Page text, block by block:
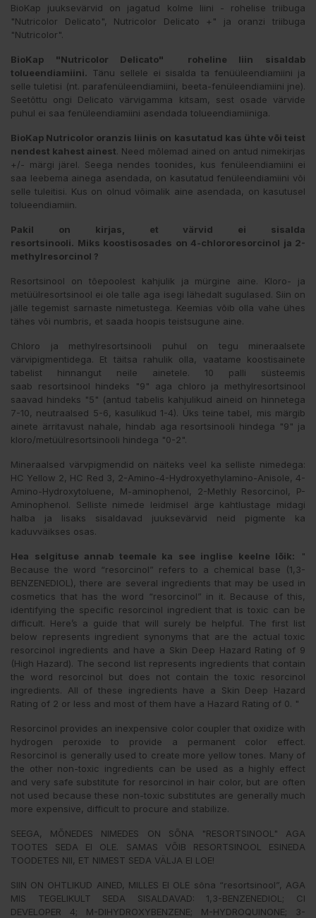
BioKap juuksevärvid on jagatud kolme liini - rohelise triibuga
"Nutricolor Delicato", Nutricolor Delicato +" ja oranzi triibuga
"Nutricolor".
BioKap "Nutricolor Delicato" roheline liin sisaldab
tolueendiamiini. Tänu sellele ei sisalda ta fenüüleendiamiini ja
selle tuletisi (nt. parafenüleendiamiini, beeta-fenüleendiamiini jne).
Seetõttu ongi Delicato värvigamma kitsam, sest osade värvide
puhul ei saa fenüleendiamiini asendada tolueendiamiiniga.
BioKap Nutricolor oranzis liinis on kasutatud kas ühte või teist
nendest kahest ainest. Need mõlemad ained on antud nimekirjas
+/- märgi järel. Seega nendes toonides, kus fenüleendiamiini ei
saa leebema ainega asendada, on kasutatud fenüleendiamiini või
selle tuleitisi. Kus on olnud võimalik aine asendada, on kasutusel
tolueendiamiin.
Pakil on kirjas, et värvid ei sisalda
resortsinooli. Miks koostisosades on 4-chlororesorcinol ja 2-
methylresorcinol ?
Resortsinool on tõepoolest kahjulik ja mürgine aine. Kloro- ja
metüülresortsinool ei ole talle aga isegi lähedalt sugulased. Siin on
jälle tegemist sarnaste nimetustega. Keemias võib olla vahe ühes
tähes või numbris, et saada hoopis teistsugune aine.
Chloro ja methylresortsinooli puhul on tegu mineraalsete
värvipigmentidega. Et täitsa rahulik olla, vaatame koostisainete
tabelist hinnangut neile ainetele. 10 palli süsteemis
saab resortsinool hindeks "9" aga chloro ja methylresortsinool
saavad hindeks "5" (antud tabelis kahjulikud aineid on hinnetega
7-10, neutraalsed 5-6, kasulikud 1-4). Üks teine tabel, mis märgib
ainete ärritavust nahale, hindab aga resortsinooli hindega "9" ja
kloro/metüülresortsinooli hindega "0-2".
Mineraalsed värvpigmendid on näiteks veel ka selliste nimedega:
HC Yellow 2, HC Red 3, 2-Amino-4-Hydroxyethylamino-Anisole, 4-
Amino-Hydroxytoluene, M-aminophenol, 2-Methly Resorcinol, P-
Aminophenol. Selliste nimede leidmisel ärge kahtlustage midagi
halba ja lisaks sisaldavad juuksevärvid neid pigmente ka
kaduvväikses osas.
Hea selgituse annab teemale ka see inglise keelne lõik: "
Because the word “resorcinol” refers to a chemical base (1,3-
BENZENEDIOL), there are several ingredients that may be used in
cosmetics that has the word “resorcinol” in it. Because of this,
identifying the specific resorcinol ingredient that is toxic can be
difficult. Here’s a guide that will surely be helpful. The first list
below represents ingredient synonyms that are the actual toxic
resorcinol ingredients and have a Skin Deep Hazard Rating of 9
(High Hazard). The second list represents ingredients that contain
the word resorcinol but does not contain the toxic resorcinol
ingredients. All of these ingredients have a Skin Deep Hazard
Rating of 2 or less and most of them have a Hazard Rating of 0. "
Resorcinol provides an inexpensive color coupler that oxidize with
hydrogen peroxide to provide a permanent color effect.
Resorcinol is generally used to create more yellow tones. Many of
the other non-toxic ingredients can be used as a highly effect
and very safe substitute for resorcinol in hair color, but are often
not used because these non-toxic substitutes are generally much
more expensive, difficult to procure and stabilize.
SEEGA, MÕNEDES NIMEDES ON SÕNA "RESORTSINOOL" AGA
TOOTES SEDA EI OLE. SAMAS VÕIB RESORTSINOOL ESINEDA
TOODETES NII, ET NIMEST SEDA VÄLJA EI LOE!
SIIN ON OHTLIKUD AINED, MILLES EI OLE sõna “resortsinool”, AGA
MIS TEGELIKULT SEDA SISALDAVAD: 1,3-BENZENEDIOL; CI
DEVELOPER 4; M-DIHYDROXYBENZENE; M-HYDROQUINONE; 3-